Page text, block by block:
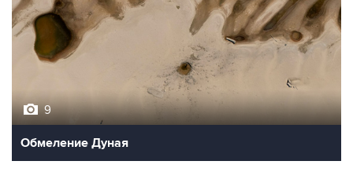
Обмеление Дуная